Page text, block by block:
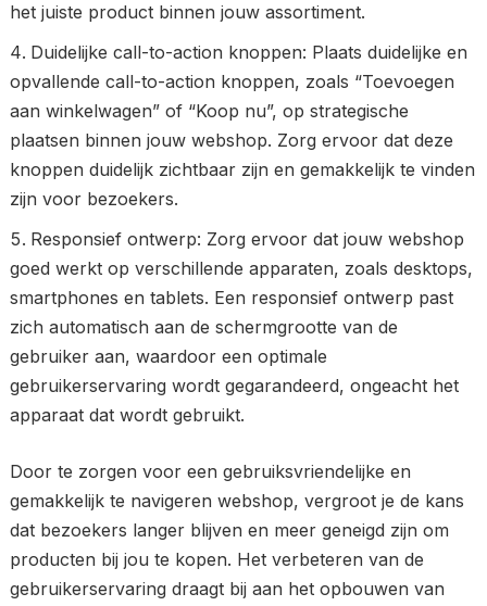
het juiste product binnen jouw assortiment.
Duidelijke call-to-action knoppen: Plaats duidelijke en
opvallende call-to-action knoppen, zoals “Toevoegen
aan winkelwagen” of “Koop nu”, op strategische
plaatsen binnen jouw webshop. Zorg ervoor dat deze
knoppen duidelijk zichtbaar zijn en gemakkelijk te vinden
zijn voor bezoekers.
Responsief ontwerp: Zorg ervoor dat jouw webshop
goed werkt op verschillende apparaten, zoals desktops,
smartphones en tablets. Een responsief ontwerp past
zich automatisch aan de schermgrootte van de
gebruiker aan, waardoor een optimale
gebruikerservaring wordt gegarandeerd, ongeacht het
apparaat dat wordt gebruikt.
Door te zorgen voor een gebruiksvriendelijke en
gemakkelijk te navigeren webshop, vergroot je de kans
dat bezoekers langer blijven en meer geneigd zijn om
producten bij jou te kopen. Het verbeteren van de
gebruikerservaring draagt bij aan het opbouwen van